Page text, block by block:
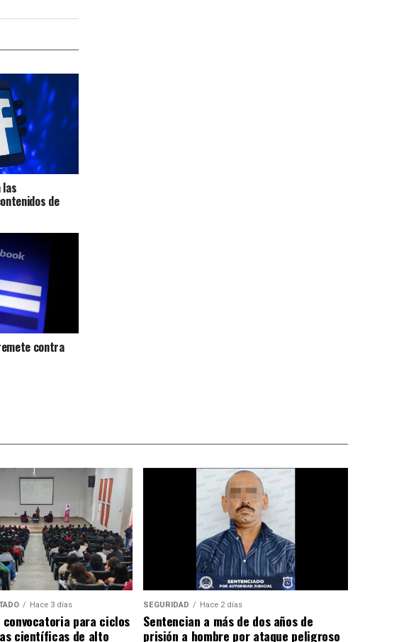
las
de
contra
Hace 3 días
convocatoria para ciclos
científicas de alto
SEGURIDAD Hace 2 días
Sentencian a más de dos años de
prisión a hombre por ataque peligroso